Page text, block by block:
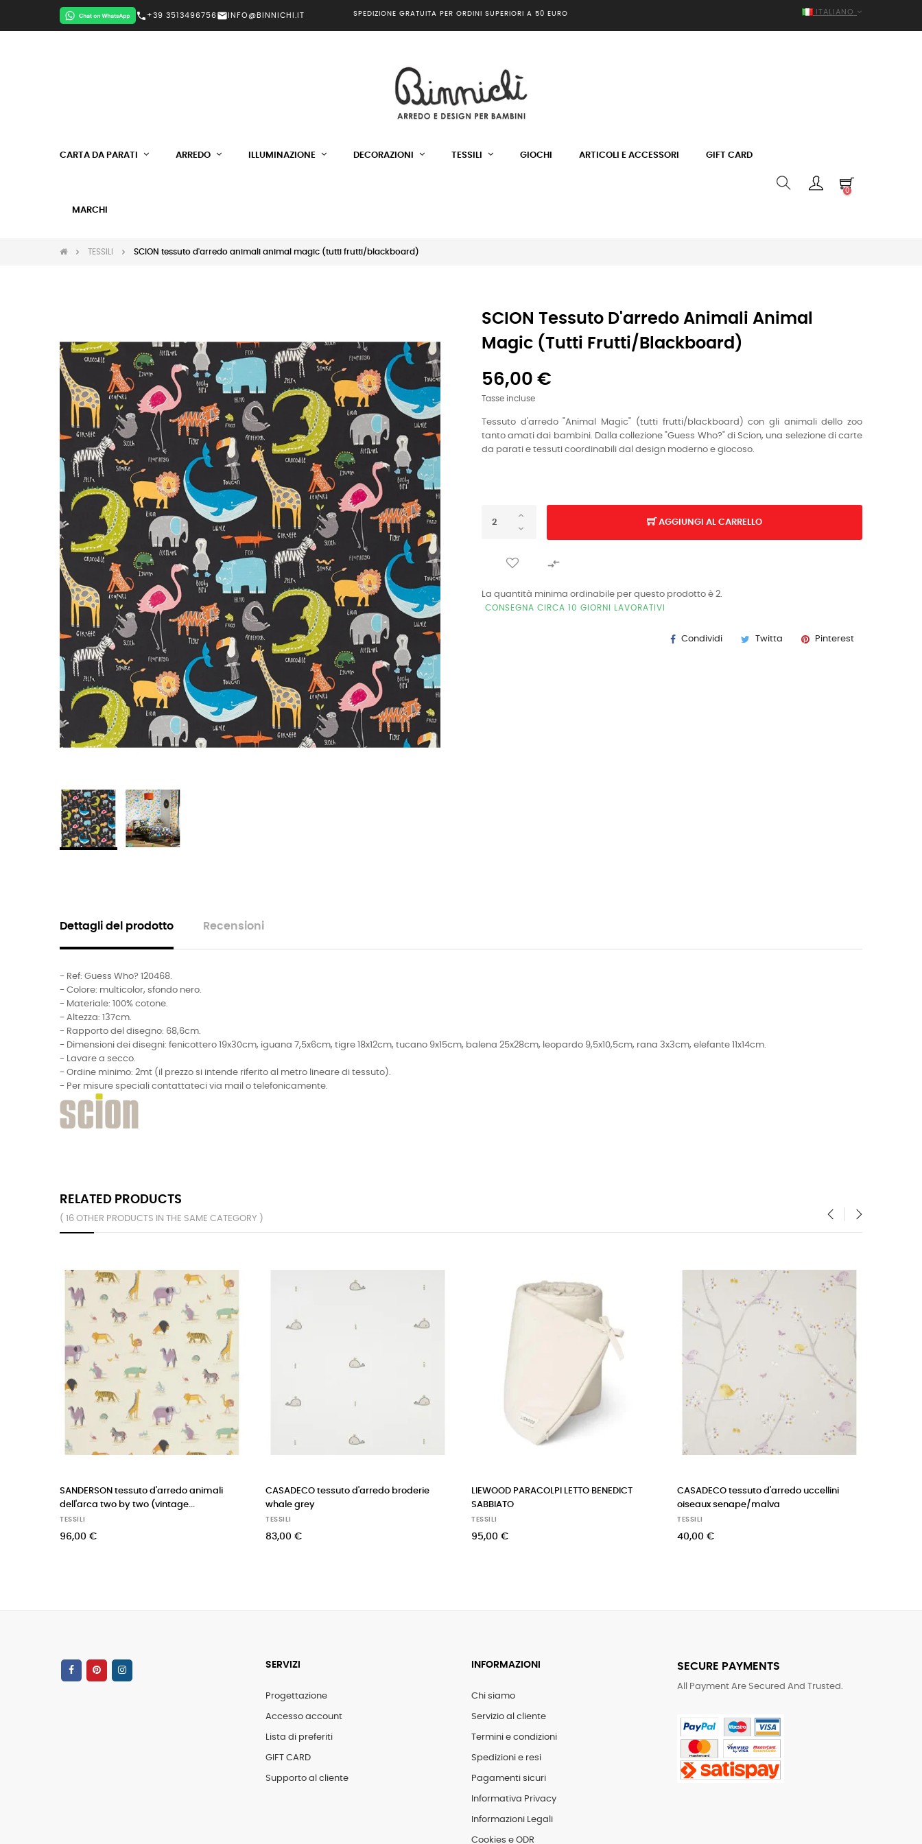
call +39 3513496756mail INFO@BINNICHI.IT SPEDIZIONE GRATUITA PER ORDINI SUPERIORI A 50 EURO ITALIANO
CARTA DA PARATI ARREDO ILLUMINAZIONE DECORAZIONI TESSILI GIOCHI ARTICOLI E ACCESSORI GIFT CARD
MARCHI
0
TESSILI SCION tessuto d'arredo animali animal magic (tutti frutti/blackboard)
SCION Tessuto D'arredo Animali Animal
Magic (tutti Frutti/blackboard)
56,00 €
Tasse incluse
Tessuto d'arredo "Animal Magic" (tutti frutti/blackboard ) con gli animali dello zoo
tanto amati dai bambini. Dalla collezione "Guess Who?" di Scion, una selezione di carte
da parati e tessuti coordinabili dal design moderno e giocoso.
AGGIUNGI AL CARRELLO

La quantità minima ordinabile per questo prodotto è 2.
CONSEGNA CIRCA 10 GIORNI LAVORATIVI
Condividi Twitta Pinterest
Dettagli del prodotto Recensioni
- Ref: Guess Who? 120468.
- Colore: multicolor, sfondo nero.
- Materiale: 100% cotone.
- Altezza: 137cm.
- Rapporto del disegno: 68,6cm.
- Dimensioni dei disegni: fenicottero 19x30cm, iguana 7,5x6cm, tigre 18x12cm, tucano 9x15cm, balena 25x28cm, leopardo 9,5x10,5cm, rana 3x3cm, elefante 11x14cm.
- Lavare a secco.
- Ordine minimo: 2mt (il prezzo si intende riferito al metro lineare di tessuto).
- Per misure speciali contattateci via mail o telefonicamente.
RELATED PRODUCTS
( 16 OTHER PRODUCTS IN THE SAME CATEGORY )
tessuto d'arredo animali
two by two (vintage...
CASADECO tessuto d'arredo broderie
whale grey
LIEWOOD PARACOLPI LETTO BENEDICT
CASADECO tessuto d'arredo uccellini
oiseaux senape/malva
CASADECO tessuto
SERVIZI
Progettazione
Accesso account
Lista di preferiti
GIFT CARD
Supporto al cliente
INFORMAZIONI
Chi siamo
Servizio al cliente
Termini e condizioni
Spedizioni e resi
Pagamenti sicuri
Informativa Privacy
Informazioni Legali
Cookies e ODR
SECURE PAYMENTS
All Payment Are Secured And Trusted.